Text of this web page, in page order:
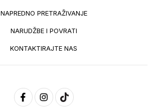
NAPREDNO PRETRAŽIVANJE
NARUDŽBE I POVRATI
KONTAKTIRAJTE NAS